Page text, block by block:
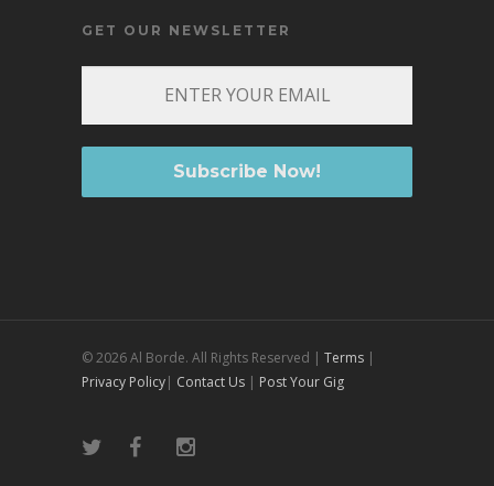
GET OUR NEWSLETTER
© 2026 Al Borde. All Rights Reserved | Terms |
Privacy Policy| Contact Us | Post Your Gig